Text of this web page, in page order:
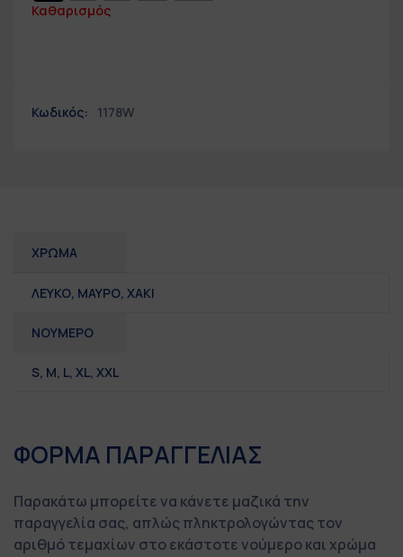
Καθαρισμός
Κωδικός: 1178W
ΧΡΩΜΑ
ΛΕΥΚΟ, ΜΑΥΡΟ, ΧΑΚΙ
ΝΟΥΜΕΡΟ
S, M, L, XL, XXL
ΦΟΡΜΑ ΠΑΡΑΓΓΕΛΙΑΣ
Παρακάτω μπορείτε να κάνετε μαζικά την
παραγγελία σας, απλώς πληκτρολογώντας τον
αριθμό τεμαχίων στο εκάστοτε νούμερο και χρώμα